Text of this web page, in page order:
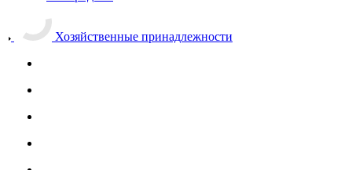
Хозяйственные принадлежности